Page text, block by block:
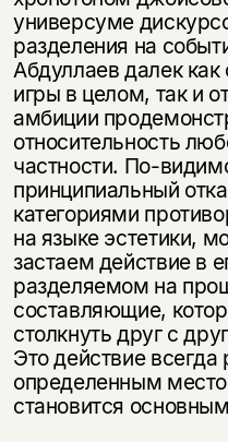
универсуме
разделения на
Абдуллаев далек
игры в целом, так и
амбиции
относительность
частности. По-
принципиальный
категориями
на языке эстетики,
застаем действие в
разделяемом на
составляющие,
столкнуть друг с
Это действие всегда
определенным
становится